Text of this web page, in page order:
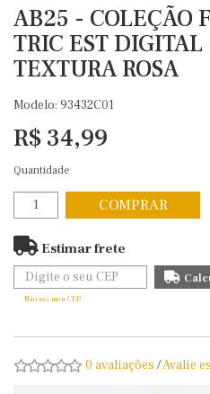
AB25 - COLEÇÃO
TRIC EST
TEXTURA ROSA
Modelo: 93432C01
R$ 34,99
Quantidade
COMPRAR
Estimar frete
Não sei meu CEP
0 avaliações /Avalie